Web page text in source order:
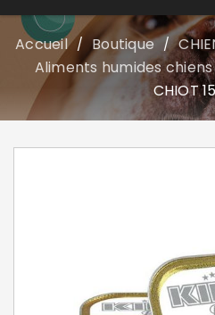
Accueil / Boutique /
Aliments humides chiens
CHIOT